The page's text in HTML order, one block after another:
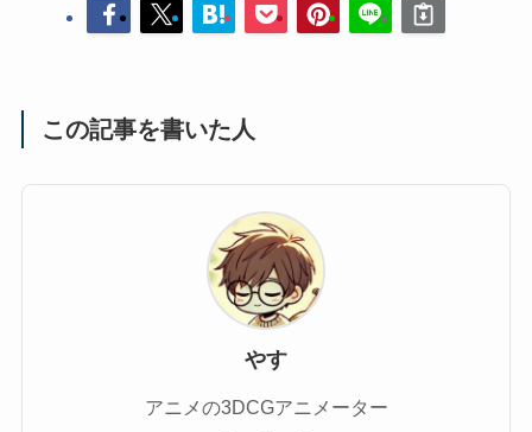
この記事を書いた人
やす
アニメの3DCGアニメーター